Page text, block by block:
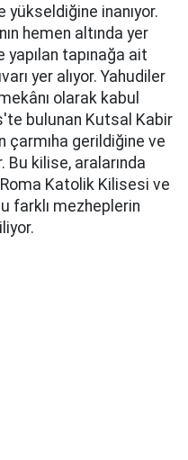
yükseldiğine inanıyor.
hemen altında yer
tapınağa ait
yer alıyor. Yahudiler
olarak kabul
bulunan Kutsal Kabir
çarmıha gerildiğine ve
Bu kilise, aralarında
Katolik Kilisesi ve
farklı mezheplerin